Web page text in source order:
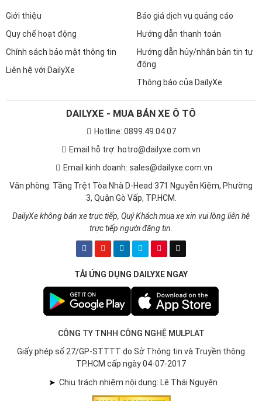
Giới thiệu
Quy chế hoạt động
Chính sách bảo mật thông tin
Liên hệ với DailyXe
Báo giá dịch vụ quảng cáo
Hướng dẫn thanh toán
Hướng dẫn hủy/nhận bản tin tự
động
Thông báo của DailyXe
DAILYXE - MUA BÁN XE Ô TÔ
Hotline: 0899.49.04.07
Email hỗ trợ: hotro@dailyxe.com.vn
Email kinh doanh: sales@dailyxe.com.vn
Văn phòng: Tầng Trệt Tòa Nhà D-Head 371 Nguyễn Kiệm, Phường
3, Quận Gò Vấp, TP.HCM.
DailyXe không bán xe trực tiếp, Quý Khách mua xe xin vui lòng liên hệ
trực tiếp người đăng tin.
TẢI ỨNG DỤNG DAILYXE NGAY
CÔNG TY TNHH CÔNG NGHỆ MULPLAT
Giấy phép số 27/GP-STTTT do Sở Thông tin và Truyền thông
TP.HCM cấp ngày 04-07-2017
➤ Chịu trách nhiệm nội dung: Lê Thái Nguyên